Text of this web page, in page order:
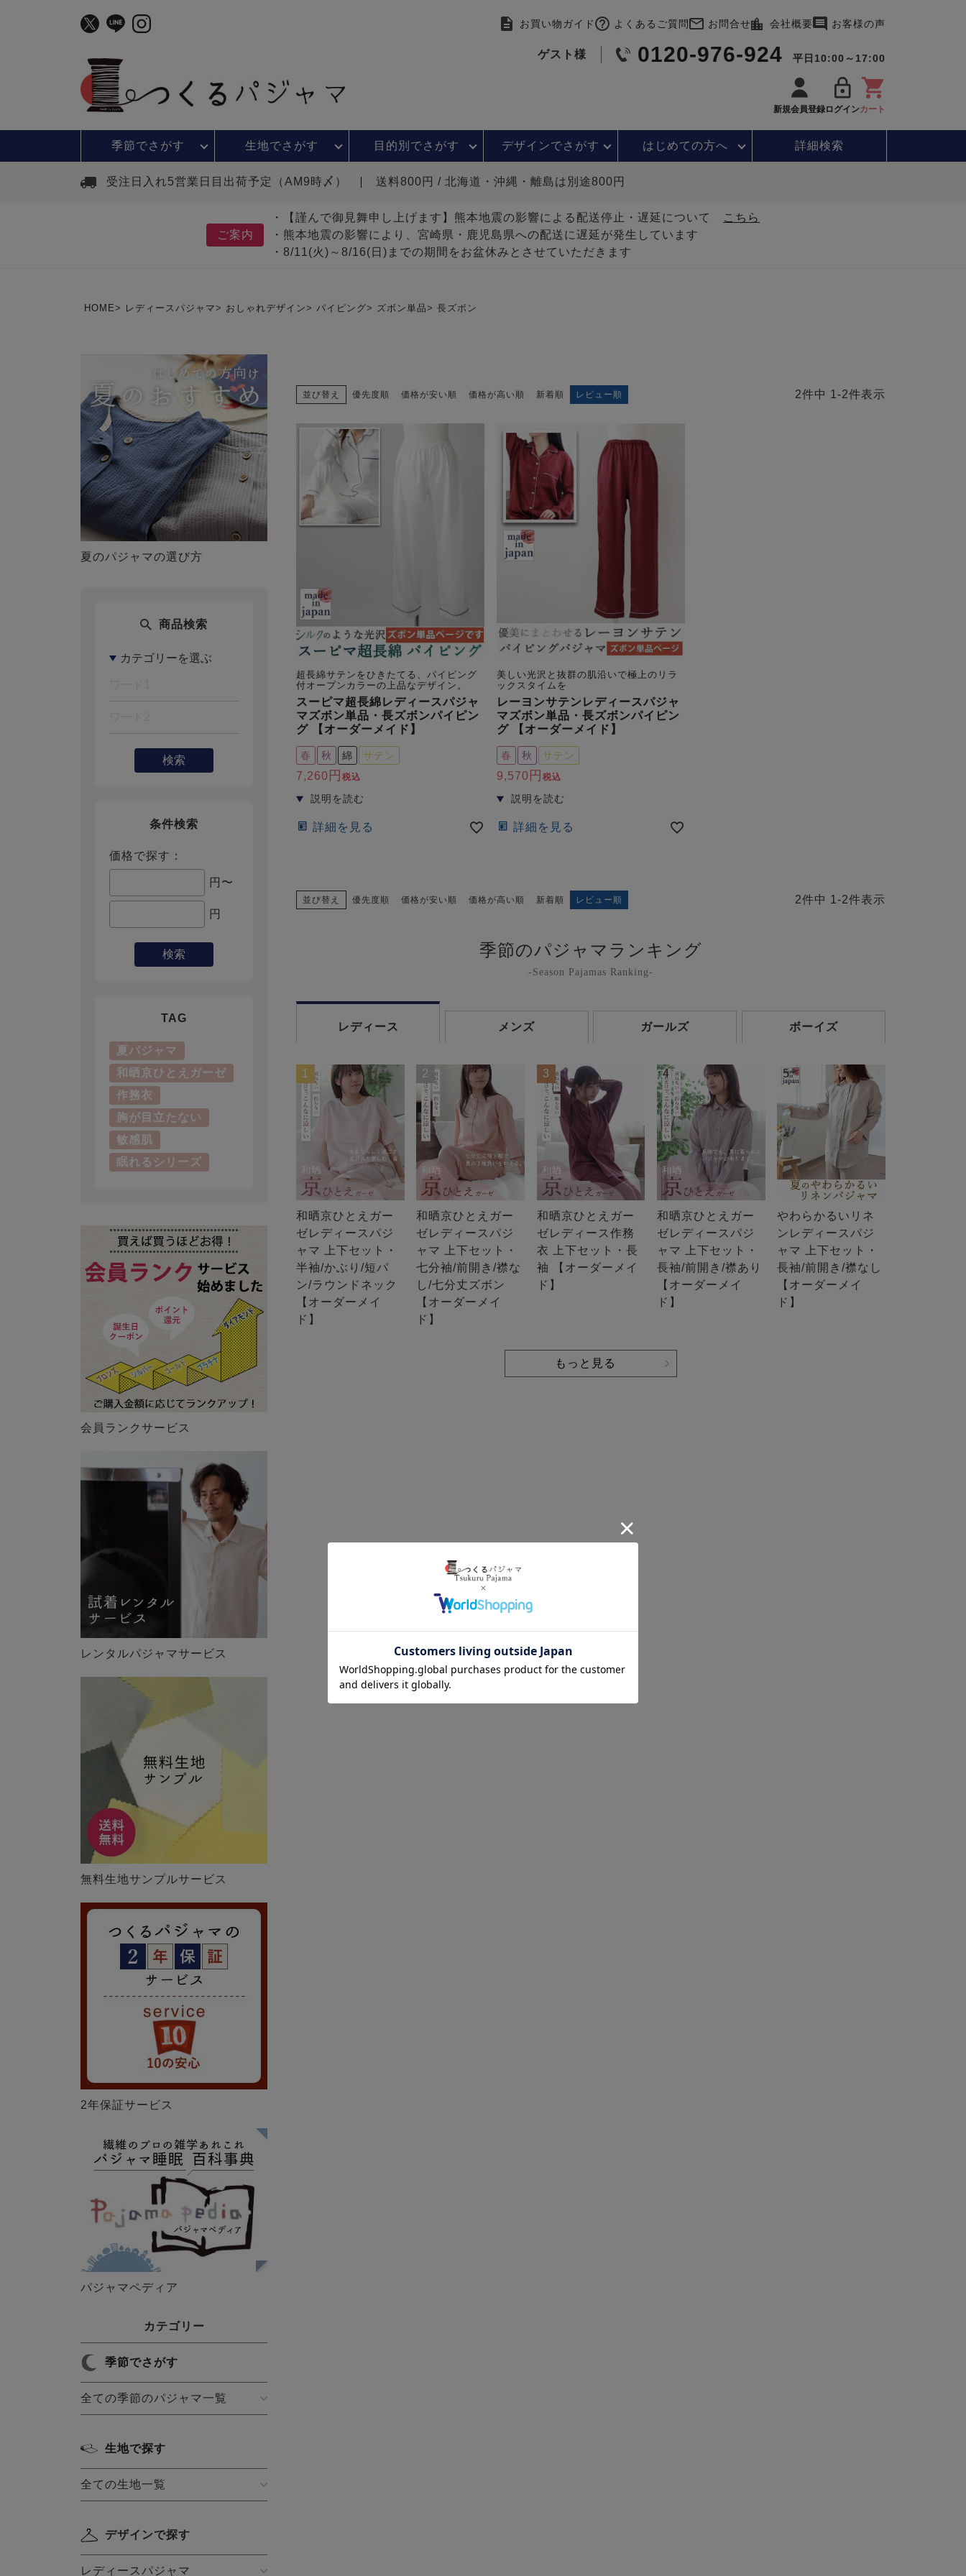
お買い物ガイド よくあるご質問 お問合せ 会社概要 お客様の声
ゲスト様 0120-976-924 平日10:00～17:00
新規会員登録ログインカート
季節でさがす 生地でさがす 目的別でさがす デザインでさがす はじめての方へ 詳細検索
受注日入れ5営業日目出荷予定（AM9時〆） 送料800円 / 北海道・沖縄・離島は別途800円
ご案内
・【謹んで御見舞申し上げます】熊本地震の影響による配送停止・遅延について
こちら
・熊本地震の影響により、宮崎県・鹿児島県への配送に遅延が発生しています
・8/11(火)～8/16(日)までの期間をお盆休みとさせていただきます
HOME レディースパジャマ おしゃれデザイン パイピング ズボン単品 長ズボン
夏のパジャマの選び方
商品検索
検索
条件検索
価格で探す：
円〜
円
検索
TAG
夏パジャマ
和晒京ひとえガーゼ
作務衣
胸が目立たない
敏感肌
眠れるシリーズ
会員ランクサービス
レンタルパジャマサービス
無料生地サンプルサービス
2年保証サービス
パジャマペディア
カテゴリー
季節でさがす
全ての季節のパジャマ一覧
生地で探す
全ての生地一覧
デザインで探す
レディースパジャマ
並び替え 優先度順 価格が安い順 価格が高い順 新着順 レビュー順 2件中 1 -2件表示
超長綿サテンをひきたてる、パイピング
付オープンカラーの上品なデザイン。
スーピマ超長綿レディースパジャ
マズボン単品・長ズボンパイピン
グ 【オーダーメイド】
春 秋 綿 サテン
7,260 税込
詳細を見る
美しい光沢と抜群の肌沿いで極上のリラ
ックスタイムを
レーヨンサテンレディースパジャ
マズボン単品・長ズボンパイピン
グ 【オーダーメイド】
春 秋 サテン
9,570 税込
詳細を見る
並び替え 優先度順 価格が安い順 価格が高い順 新着順 レビュー順 2件中 1 -2件表示
季節のパジャマランキング
-Season Pajamas Ranking-
レディース メンズ ガールズ ボーイズ
1
和晒京ひとえガー
ゼレディースパジ
ャマ 上下セット・
半袖/かぶり/短パ
ン/ラウンドネック
【オーダーメイ
ド】
2
和晒京ひとえガー
ゼレディースパジ
ャマ 上下セット・
七分袖/前開き/襟な
し/七分丈ズボン
【オーダーメイ
ド】
3
和晒京ひとえガー
ゼレディース作務
衣 上下セット・長
袖 【オーダーメイ
ド】
4
和晒京ひとえガー
ゼレディースパジ
ャマ 上下セット・
長袖/前開き/襟あり
【オーダーメイ
ド】
5
やわらかるいリネ
ンレディースパジ
ャマ 上下セット・
長袖/前開き/襟なし
【オーダーメイ
ド】
もっと見る